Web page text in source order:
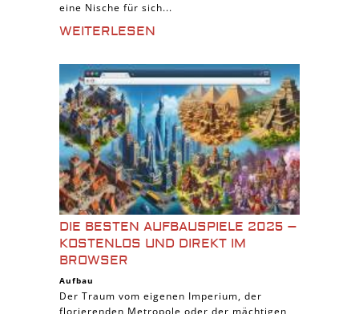
eine Nische für sich...
WEITERLESEN
DIE BESTEN AUFBAUSPIELE 2025 –
KOSTENLOS UND DIREKT IM
BROWSER
Aufbau
Der Traum vom eigenen Imperium, der
florierenden Metropole oder der mächtigen